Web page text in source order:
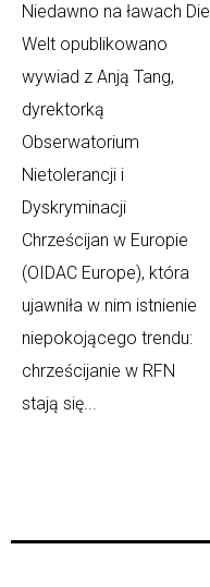
Niedawno na ławach Die
Welt opublikowano
wywiad z Anją Tang,
dyrektorką
Obserwatorium
Nietolerancji i
Dyskryminacji
Chrześcijan w Europie
(OIDAC Europe), która
ujawniła w nim istnienie
niepokojącego trendu:
chrześcijanie w RFN
stają się...